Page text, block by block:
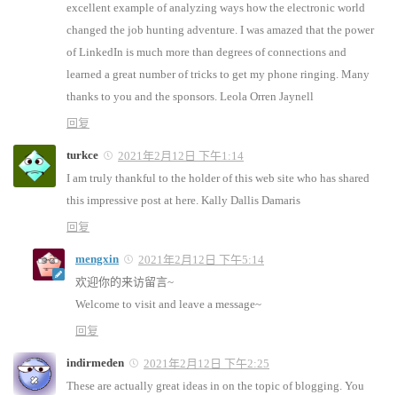
excellent example of analyzing ways how the electronic world
changed the job hunting adventure. I was amazed that the power
of LinkedIn is much more than degrees of connections and
learned a great number of tricks to get my phone ringing. Many
thanks to you and the sponsors. Leola Orren Jaynell
回复
turkce
2021年2月12日 下午1:14
I am truly thankful to the holder of this web site who has shared
this impressive post at here. Kally Dallis Damaris
回复
mengxin
2021年2月12日 下午5:14
欢迎你的来访留言~
Welcome to visit and leave a message~
回复
indirmeden
2021年2月12日 下午2:25
These are actually great ideas in on the topic of blogging. You